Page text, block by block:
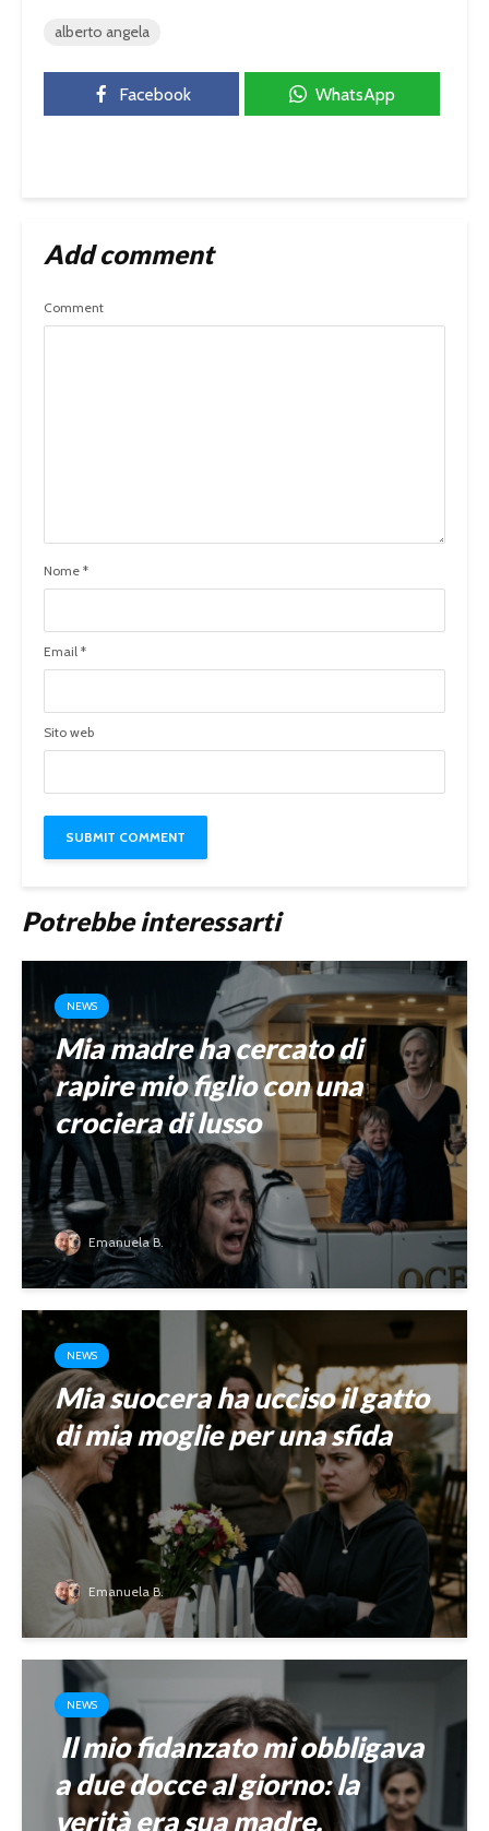
alberto angela
Facebook WhatsApp
Add comment
Comment
Nome *
Email *
Sito web
Potrebbe interessarti
NEWS
Mia madre ha cercato di
rapire mio figlio con una
crociera di lusso
Emanuela B.
NEWS
Mia suocera ha ucciso il gatto
di mia moglie per una sfida
Emanuela B.
NEWS
Il mio fidanzato mi obbligava
a due docce al giorno: la
verità era sua madre.